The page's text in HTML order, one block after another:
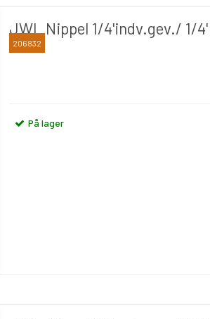
JWL Nippel 1/4'indv.gev./ 1/
JWL
206832
På lager